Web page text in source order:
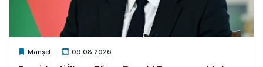
Manşet 09.08.2026
Xalq.Online